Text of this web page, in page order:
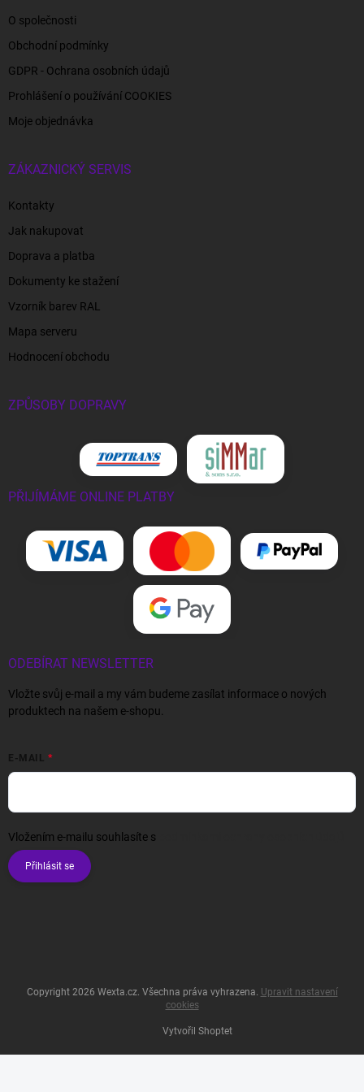
O společnosti
Obchodní podmínky
GDPR - Ochrana osobních údajů
Prohlášení o používání COOKIES
Moje objednávka
ZÁKAZNICKÝ SERVIS
Kontakty
Jak nakupovat
Doprava a platba
Dokumenty ke stažení
Vzorník barev RAL
Mapa serveru
Hodnocení obchodu
ZPŮSOBY DOPRAVY
PŘIJÍMÁME ONLINE PLATBY
ODEBÍRAT NEWSLETTER
Vložte svůj e-mail a my vám budeme zasílat informace o nových
produktech na našem e-shopu.
E-MAIL
Vložením e-mailu souhlasíte s
Přihlásit se
Vytvořil Shoptet
Copyright 2026 Wexta.cz. Všechna práva vyhrazena. Upravit nastavení
cookies